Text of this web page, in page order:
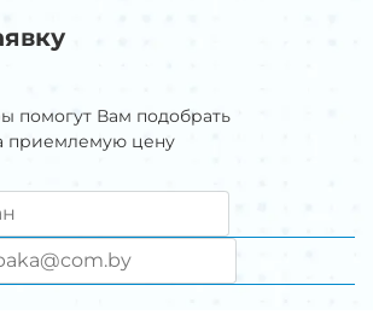
помогут Вам подобрать
приемлемую цену